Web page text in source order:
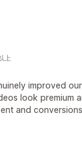
improved
look premium
and
上